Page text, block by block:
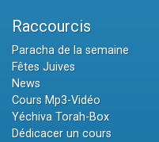
Raccourcis
Paracha de la semaine
Fêtes Juives
News
Cours Mp3-Vidéo
Yéchiva Torah-Box
Dédicacer un cours